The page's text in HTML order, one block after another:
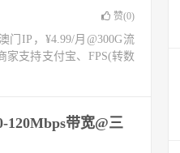
赞(0)
门IP，¥4.99/月@300G流
家支持支付宝、FPS(转数
120Mbps带宽@三